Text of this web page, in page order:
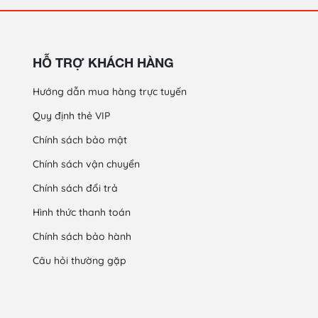
HỖ TRỢ KHÁCH HÀNG
Hướng dẫn mua hàng trực tuyến
Quy định thẻ VIP
Chính sách bảo mật
Chính sách vận chuyển
Chính sách đổi trả
Hình thức thanh toán
Chính sách bảo hành
Câu hỏi thường gặp